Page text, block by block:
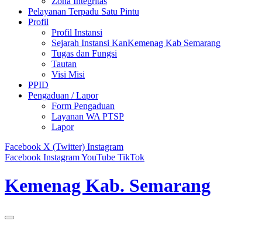
Pelayanan Terpadu Satu Pintu
Profil
Profil Instansi
Sejarah Instansi KanKemenag Kab Semarang
Tugas dan Fungsi
Tautan
Visi Misi
PPID
Pengaduan / Lapor
Form Pengaduan
Layanan WA PTSP
Lapor
Facebook X (Twitter) Instagram
Facebook InstagramYouTube TikTok
Kemenag Kab. Semarang